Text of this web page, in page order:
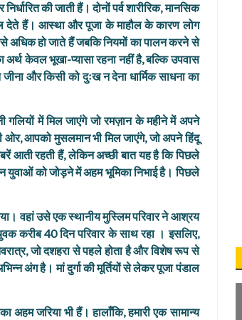
की जाती हैं। दोनों पर्व शारीरिक, मानसिक
देते हैं। आस्था और पूजा के माहौल के कारण लोग
अधिक हो जाते हैं जबकि नियमों का पालन करने से
अर्थ केवल भूखा-प्यासा रहना नहीं है, बल्कि उपवास
और किसी को दुःख न देना धार्मिक साधना का
गलियों में मिल जाएंगे जो रमज़ान के महीने में अपने
ओर, आपको मुसलमान भी मिल जाएंगे, जो अपने हिंदू
आती रहती हैं, लेकिन अच्छी बात यह है कि पिछले
युवाओं को जोड़ने में अहम भूमिका निभाई है। पिछले
वहां उसे एक स्थानीय मुस्लिम परिवार ने आश्रय
करीब 40 दिन परिवार के साथ रहा । इसलिए,
जो दशहरा से पहले होता है और विशेष रूप से
अंग है। मां दुर्गा की मूर्तियों से लेकर पूजा पंडाल
अहम जरिया भी हैं। हालाँकि, हमारी एक सामान्य